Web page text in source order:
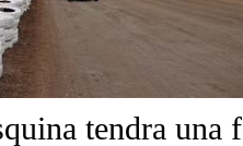
tendra una